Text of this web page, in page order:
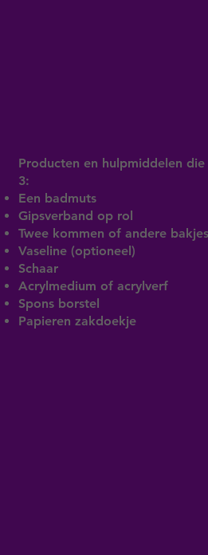
Producten en hulpmiddelen
3:
Een badmuts
Gipsverband op rol
Twee kommen of andere bakjes
Vaseline (optioneel)
Schaar
Acrylmedium of acrylverf
Spons borstel
Papieren zakdoekje